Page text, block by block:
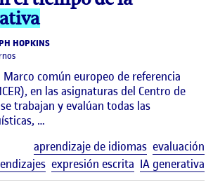
HOPKINS
común europeo de referencia
en las asignaturas del Centro de
trabajan y evalúan todas las
…
aprendizaje de idiomas evaluación
expresión escrita IA generativa